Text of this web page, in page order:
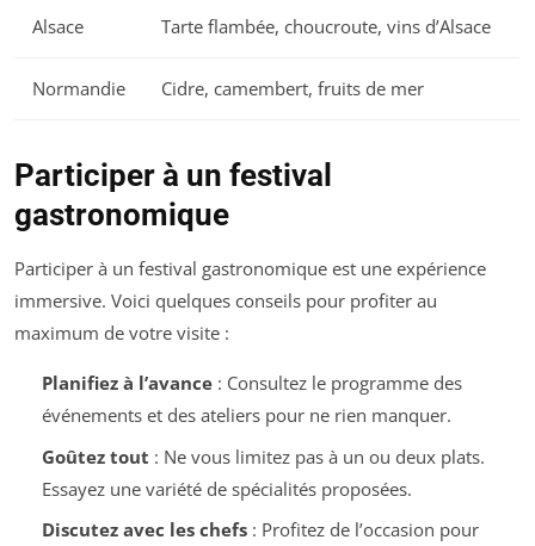
Alsace Tarte flambée, choucroute, vins d’Alsace
Normandie Cidre, camembert, fruits de mer
Participer à un festival
gastronomique
Participer à un festival gastronomique est une expérience
immersive. Voici quelques conseils pour profiter au
maximum de votre visite :
Planifiez à l’avance: Consultez le programme des
événements et des ateliers pour ne rien manquer.
Goûtez tout : Ne vous limitez pas à un ou deux plats.
Essayez une variété de spécialités proposées.
Discutez avec les chefs: Profitez de l’occasion pour